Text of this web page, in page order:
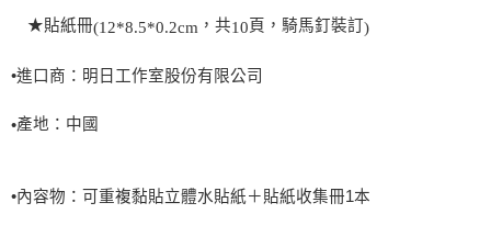
★貼紙冊(12*8.5*0.2cm ，共10頁，騎馬釘裝訂)
•進口商：明日工作室股份有限公司
•產地：中國
•內容物： 可重複黏貼立體水貼紙＋貼紙收集冊1本